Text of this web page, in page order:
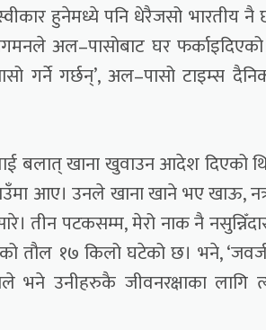
हुनेमध्ये पनि धेरैजसो भारतीय नै
अल–पासोबाट घर
गर्ने गर्छन्’, अल–पासो टाइम्स
बलात् खाना खुवाउन आदेश दिएको
आए। उनले खाना खाने भए खाऊ,
तीन पटकसम्म, मेरो नाक नै
तौल १७ किलो घटेको छ। भने,
उनीहरुकै जीवनरक्षाका लागि